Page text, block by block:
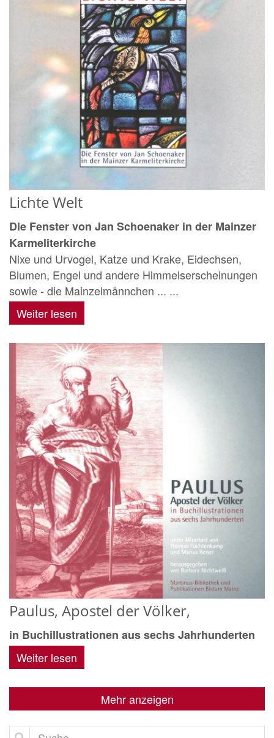
Lichte Welt
Die Fenster von Jan Schoenaker in der Mainzer
Karmeliterkirche
Nixe und Urvogel, Katze und Krake, Eidechsen,
Blumen, Engel und andere Himmelserscheinungen
sowie - die Mainzelmännchen ... ...
Weiter lesen
Paulus, Apostel der Völker,
in Buchillustrationen aus sechs Jahrhunderten
Weiter lesen
Mehr anzeigen
Suche